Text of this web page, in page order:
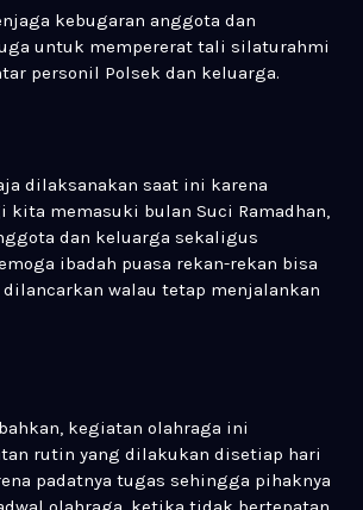
kebugaran anggota dan
untuk mempererat tali silaturahmi
personil Polsek dan keluarga.
dilaksanakan saat ini karena
kita memasuki bulan Suci Ramadhan,
dan keluarga sekaligus
ibadah puasa rekan-rekan bisa
walau tetap menjalankan
kegiatan olahraga ini
rutin yang dilakukan disetiap hari
padatnya tugas sehingga pihaknya